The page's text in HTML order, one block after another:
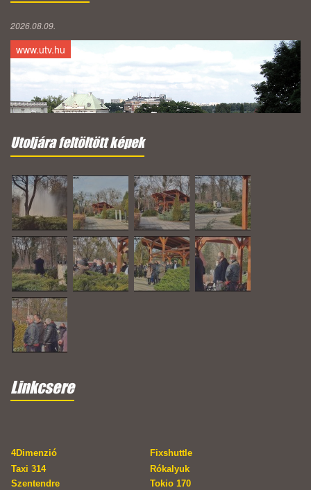
2026.08.09.
www.utv.hu
Utoljára feltöltött képek
Linkcsere
4Dimenzió
Fixshuttle
Taxi 314
Szentendre
Rókalyuk
Tokio 170